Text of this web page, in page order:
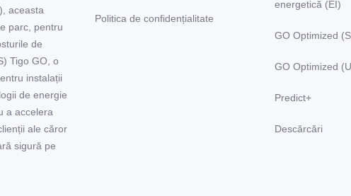
aceasta
parc, pentru
de
Tigo GO, o
instalații
de energie
a accelera
ale căror
sigură pe
Politica de confidențialitate
energetică (EI)
GO Optimized
GO Optimized
Predict+
Descărcări